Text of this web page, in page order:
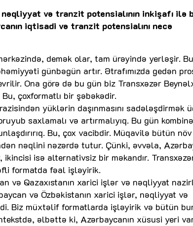
və tranzit potensialının inkişafı ilə
iqtisadi və tranzit potensialını necə
demək olar, tam ürəyində yerləşir. Bu
günbəgün artır. Ətrafımızda gedən
Ona görə də bu gün biz Transxəzər
çoxformatlı bir şəbəkədir.
yüklərin daşınmasını sadələşdirmək
saxlamalı və artırmalıyıq. Bu gün kombinə
Bu, çox vacibdir. Müqavilə bütün növ
nəqlini nəzərdə tutur. Çünki, əvvəla,
ikincisi isə alternativsiz bir məkandır.
formatda fəal işləyirik.
və Qazaxıstanın xarici işlər və nəqliyyat
və Özbəkistanın xarici işlər, nəqliyyat və
Biz müxtəlif formatlarda işləyirik və bütün
əlbəttə ki, Azərbaycanın xüsusi yeri